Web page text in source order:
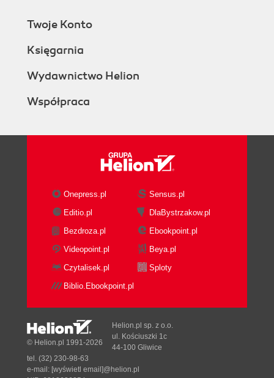
Twoje Konto
Księgarnia
Wydawnictwo Helion
Współpraca
Onepress.pl
Sensus.pl
Editio.pl
DlaBystrzakow.pl
Bezdroza.pl
Ebookpoint.pl
Videopoint.pl
Beya.pl
Czytalisek.pl
Sploty
Biblio.Ebookpoint.pl
© Helion.pl 1991-2026
Helion.pl sp. z o.o.
ul. Kościuszki 1c
44-100 Gliwice
tel. (32) 230-98-63
e-mail: [wyświetl email]@helion.pl